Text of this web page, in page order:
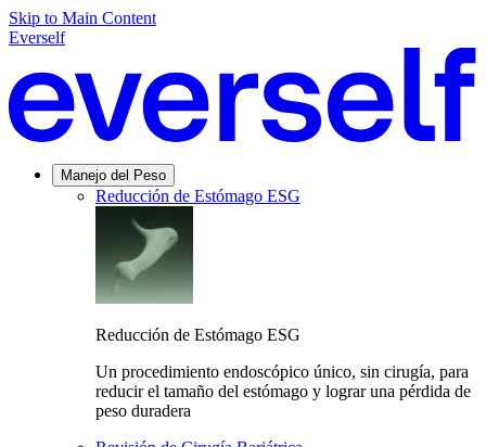
Skip to Main Content
Everself
Manejo del Peso
Reducción de Estómago ESG
Reducción de Estómago ESG
Un procedimiento endoscópico único, sin cirugía, para
reducir el tamaño del estómago y lograr una pérdida de
peso duradera